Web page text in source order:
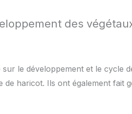
des
sur le développement et le cycle
de haricot. Ils ont également fait